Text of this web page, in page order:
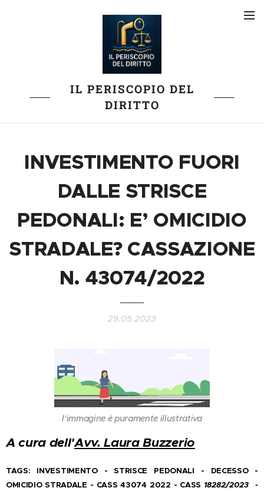
IL PERISCOPIO DEL
DIRITTO
INVESTIMENTO FUORI
DALLE STRISCE
PEDONALI: E’ OMICIDIO
STRADALE? CASSAZIONE
N. 43074/2022
29.05.2023
l'immagine è puramente illustrativa
A cura dell'Avv. Laura Buzzerio
TAGS: INVESTIMENTO - STRISCE PEDONALI - DECESSO -
OMICIDIO STRADALE - CASS 43074 2022 - CASS 18282/2023 -